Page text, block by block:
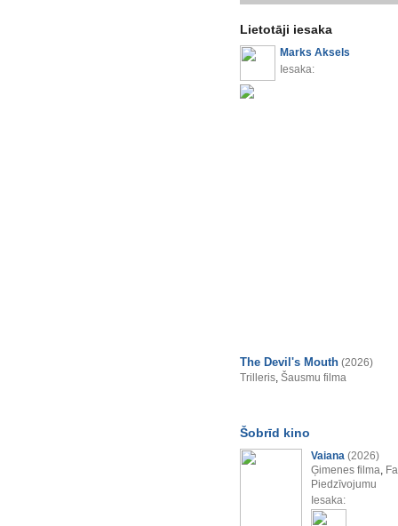
Lietotāji iesaka
Marks Aksels
Iesaka:
The Devil's Mouth (2026)
Trilleris, Šausmu filma
Šobrīd kino
Vaiana (2026)
Ģimenes filma,
Piedzīvojumu
Iesaka: